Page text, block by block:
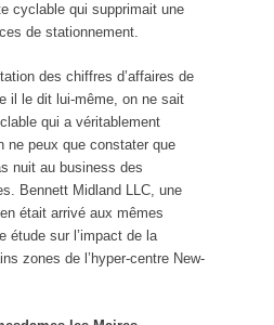
cyclable qui supprimait une
de stationnement.
des chiffres d’affaires de
il le dit lui-même, on ne sait
qui a véritablement
ne peux que constater que
nuit au business des
Bennett Midland LLC, une
était arrivé aux mêmes
étude sur l’impact de la
zones de l’hyper-centre New-